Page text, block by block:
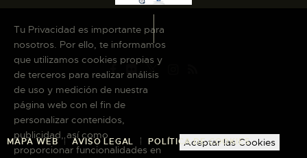
MAPA WEB AVISO LEGAL POLÍTICA DE COOKIES
Tu Privacidad es importante para
nosotros. Por ello, te informamos
que utilizamos cookies propias y
de terceros para realizar análisis
de uso y medición de nuestra
página web con el fin de
personalizar contenidos,
publicidad, así como
proporcionar funcionalidades en
Aceptar las Cookies